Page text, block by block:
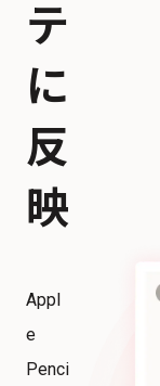
テ
に
反
映
Appl
e
Penci